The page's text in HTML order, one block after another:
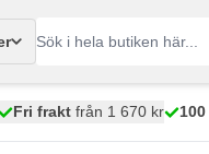
Fri frakt från 1 670 kr